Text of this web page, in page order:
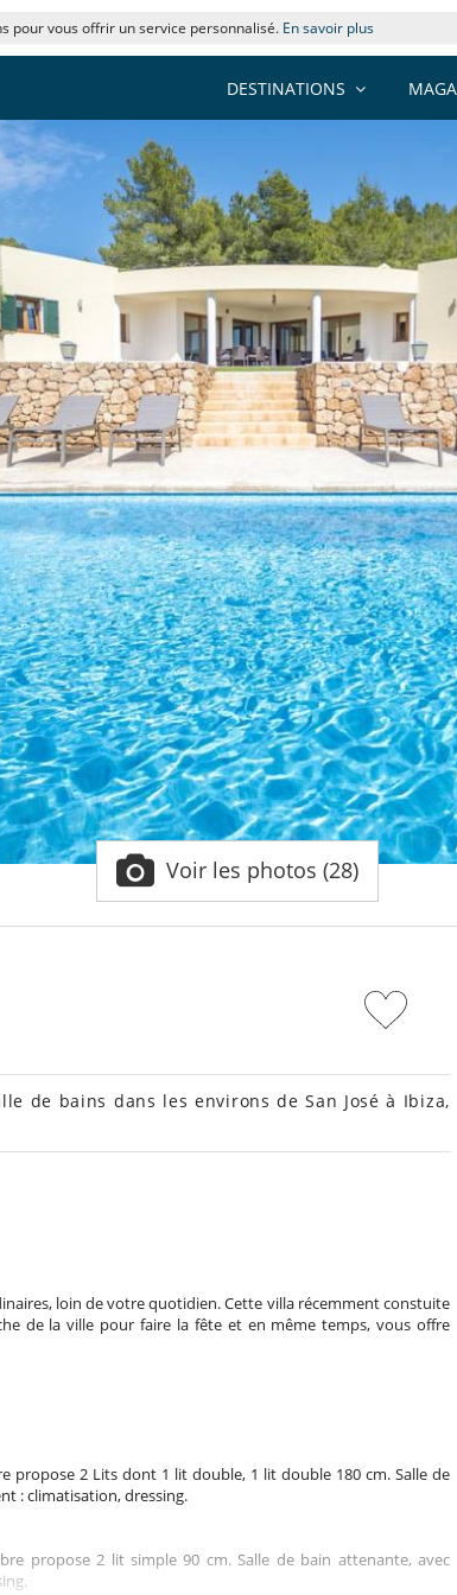
pour vous offrir un service personnalisé. En savoir plus
DESTINATIONS
Voir les photos (28)
de bains dans les environs de San José à Ibiza,
loin de votre quotidien. Cette villa récemment constuite
de la ville pour faire la fête et en même temps, vous offre
propose 2 Lits dont 1 lit double, 1 lit double 180 cm. Salle de
: climatisation, dressing.
propose 2 lit simple 90 cm. Salle de bain attenante, avec